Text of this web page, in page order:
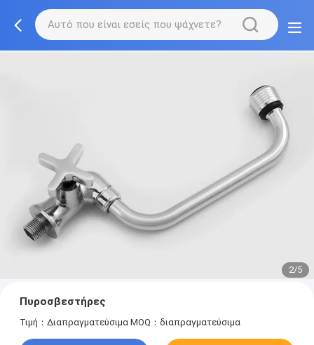
2/5
Πυροσβεστήρες
Τιμή：Διαπραγματεύσιμα MOQ：διαπραγματεύσιμα